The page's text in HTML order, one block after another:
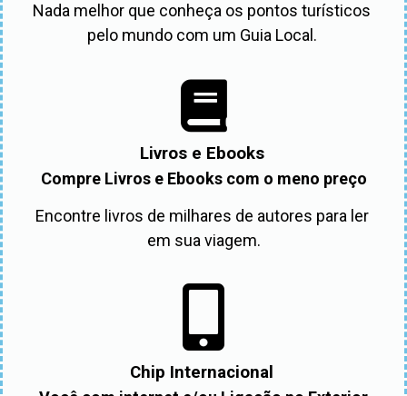
Nada melhor que conheça os pontos turísticos
pelo mundo com um Guia Local.
Livros e Ebooks
Compre Livros e Ebooks com o meno preço
Encontre livros de milhares de autores para ler
em sua viagem.
Chip Internacional